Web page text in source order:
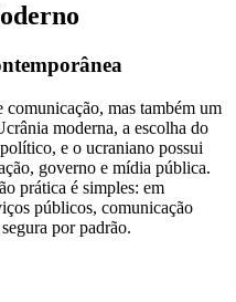
mas também um
moderna, a escolha do
e o ucraniano possui
governo e mídia pública.
prática é simples: em
públicos, comunicação
por padrão.